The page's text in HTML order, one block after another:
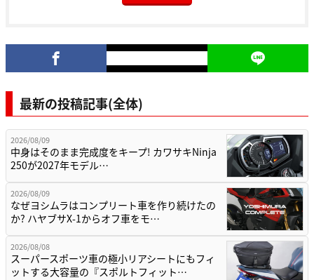
最新の投稿記事(全体)
2026/08/09
中身はそのまま完成度をキープ! カワサキNinja
250が2027年モデル…
2026/08/09
なぜヨシムラはコンプリート車を作り続けたの
か? ハヤブサX-1からオフ車をモ…
2026/08/08
スーパースポーツ車の極小リアシートにもフィ
ットする大容量の『スポルトフィット…